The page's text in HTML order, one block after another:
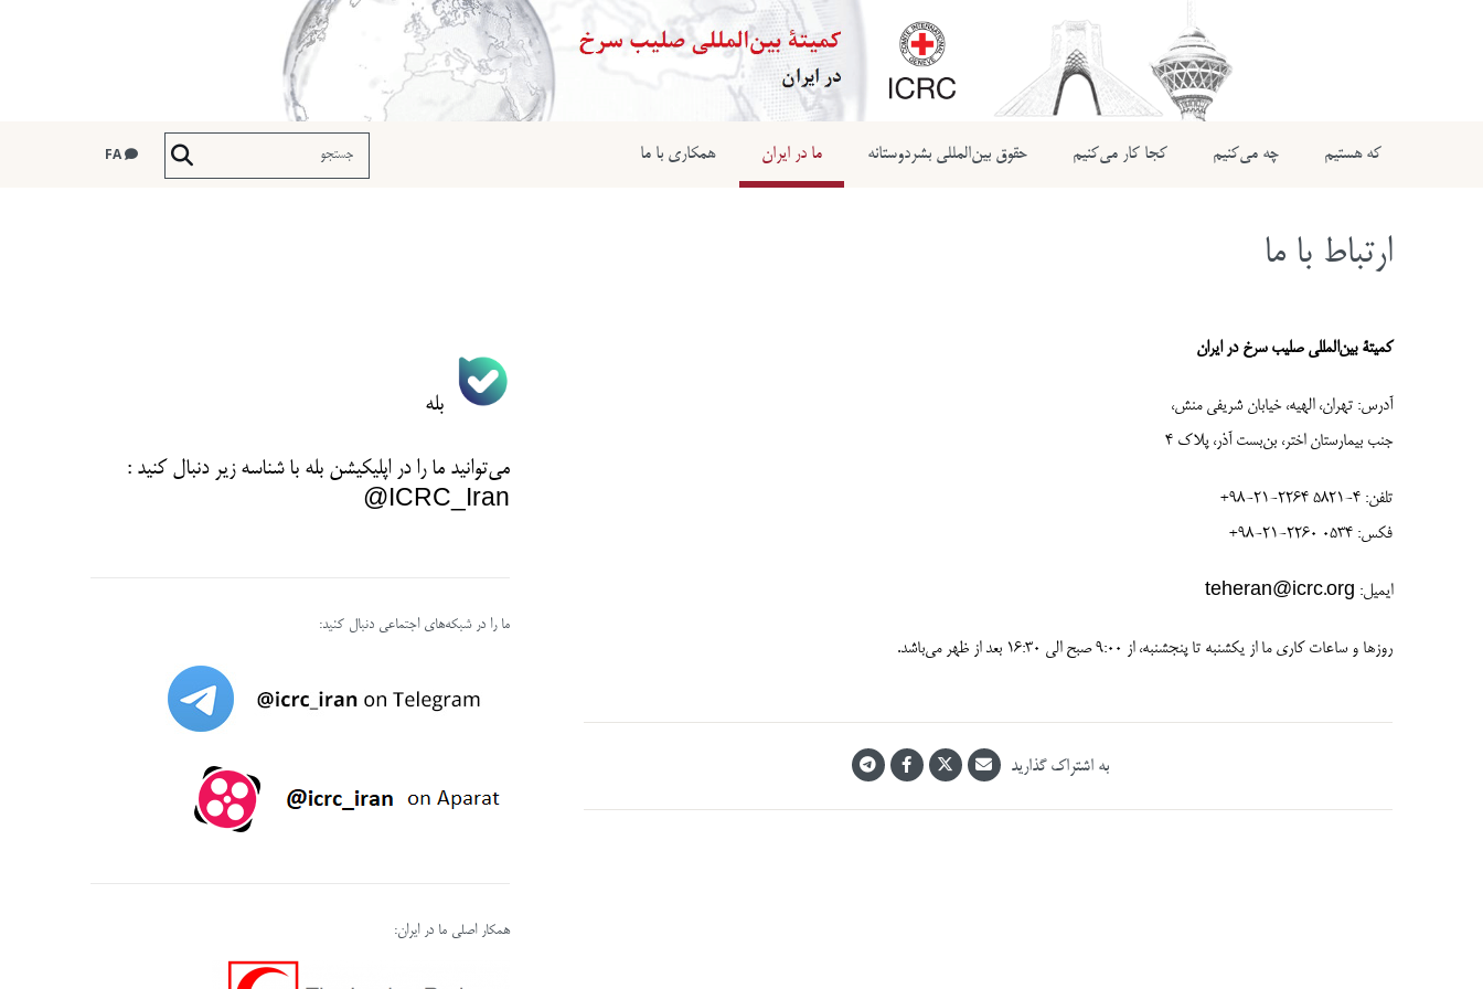
که هستیم چه می‌کنیم کجا کار می‌کنیم حقوق بین‌المللی بشردوستانه ما در ایران همکاری با ما
ارتباط با ما
کمیتۀ بین‌المللی صلیب سرخ در ایران
آدرس: تهران، الهیه، خیابان شریفی منش،
جنب بیمارستان اختر، بن‌بست آذر، پلاک 4
تلفن: 4-5821 2264-21-98+
فکس: 0534 2260-21-98+
ایمیل: teheran@icrc.org
روزها و ساعات کاری ما از یکشنبه تا پنجشنبه، از 9:00 صبح الی 16:30 بعد از ظهر می‌باشد.
به اشتراک گذارید
بله
می‌توانید ما را در اپلیکیشن بله با شناسه زیردنبال کنید :
ICRC_Iran@
ما را در شبکه‌های اجتماعی دنبال کنید:
همکار اصلی ما در ایران: